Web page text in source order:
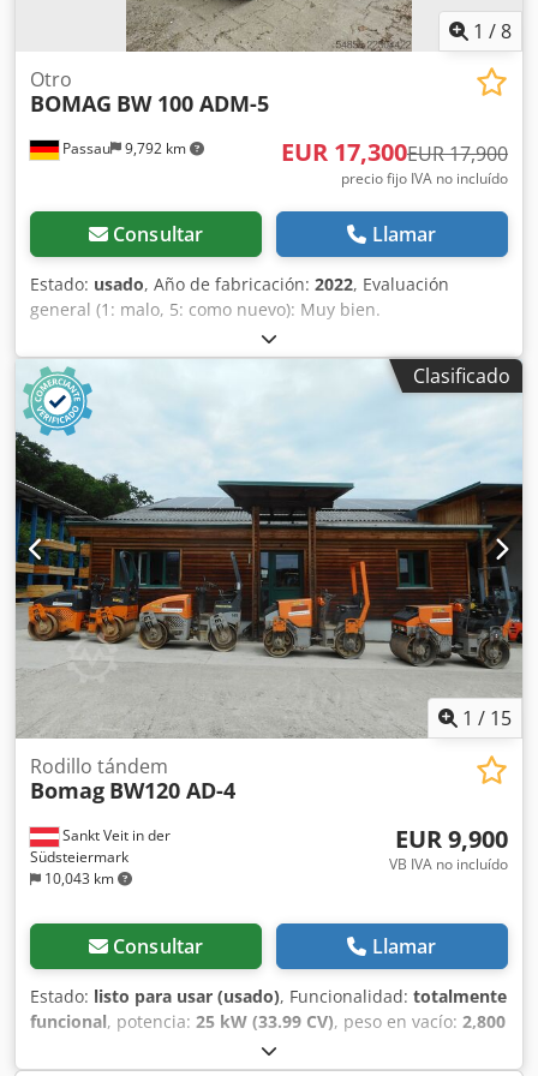
1 /8
Passau 9,792 km
Otro
BOMAG BW 100 ADM-5
EUR 17,300EUR 17,900
precio fijo IVA no incluído
Consultar Llamar
Estado: usado, Año de fabricación: 2022, Evaluación
general (1: malo, 5: como nuevo): Muy bien.
Dcedpfozkzzhex Ackjk ---- ¡Nuevo, cumple con las normas
de seguridad!
Clasificado
1 / 15
Sankt Veit in der
Südsteiermark
10,043 km
Rodillo tándem
Bomag BW120 AD-4
EUR 9,900
VB IVA no incluído
Consultar Llamar
Estado: listo para usar (usado), Funcionalidad: totalmente
funcional, potencia: 25 kW (33.99 CV), peso en vacío: 2,800
, horas de funcionamiento: